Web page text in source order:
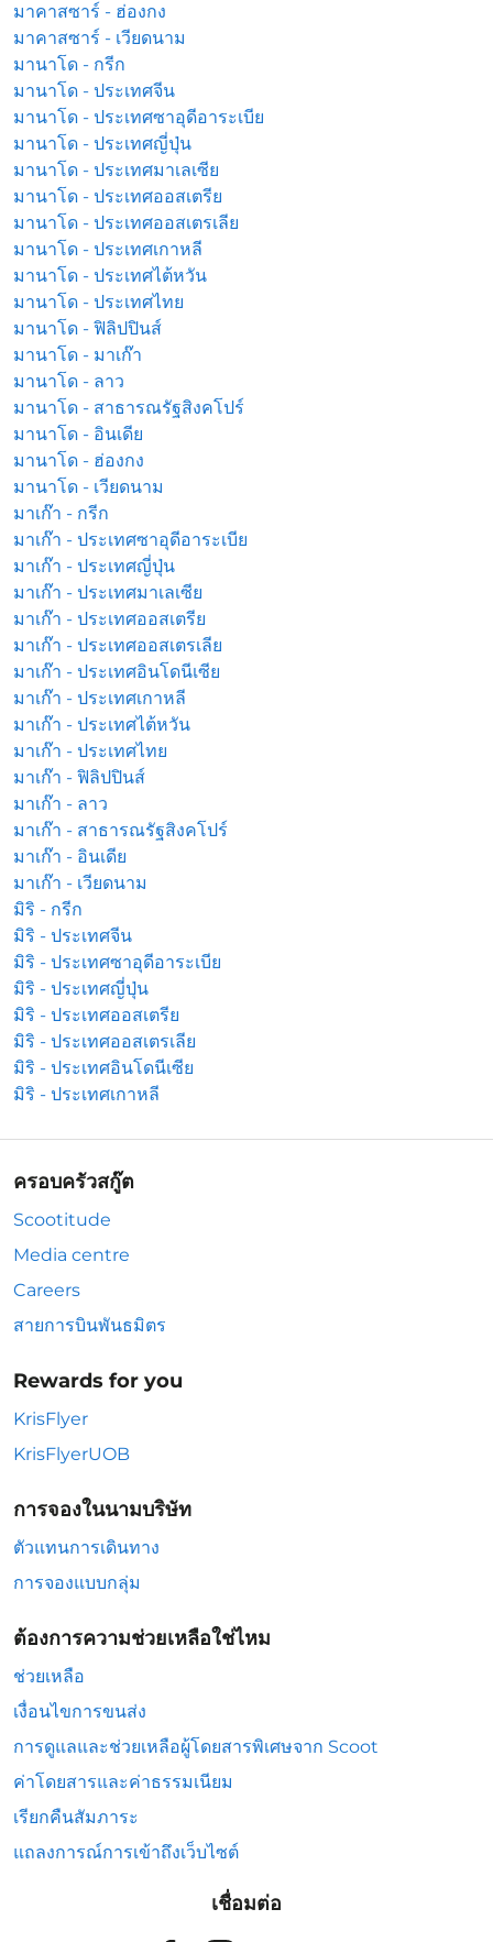
มาคาสซาร์ - ฮ่องกง
มาคาสซาร์ - เวียดนาม
มานาโด - กรีก
มานาโด - ประเทศจีน
มานาโด - ประเทศซาอุดีอาระเบีย
มานาโด - ประเทศญี่ปุ่น
มานาโด - ประเทศมาเลเซีย
มานาโด - ประเทศออสเตรีย
มานาโด - ประเทศออสเตรเลีย
มานาโด - ประเทศเกาหลี
มานาโด - ประเทศไต้หวัน
มานาโด - ประเทศไทย
มานาโด - ฟิลิปปินส์
มานาโด - มาเก๊า
มานาโด - ลาว
มานาโด - สาธารณรัฐสิงคโปร์
มานาโด - อินเดีย
มานาโด - ฮ่องกง
มานาโด - เวียดนาม
มาเก๊า - กรีก
มาเก๊า - ประเทศซาอุดีอาระเบีย
มาเก๊า - ประเทศญี่ปุ่น
มาเก๊า - ประเทศมาเลเซีย
มาเก๊า - ประเทศออสเตรีย
มาเก๊า - ประเทศออสเตรเลีย
มาเก๊า - ประเทศอินโดนีเซีย
มาเก๊า - ประเทศเกาหลี
มาเก๊า - ประเทศไต้หวัน
มาเก๊า - ประเทศไทย
มาเก๊า - ฟิลิปปินส์
มาเก๊า - ลาว
มาเก๊า - สาธารณรัฐสิงคโปร์
มาเก๊า - อินเดีย
มาเก๊า - เวียดนาม
มิริ - กรีก
มิริ - ประเทศจีน
มิริ - ประเทศซาอุดีอาระเบีย
มิริ - ประเทศญี่ปุ่น
มิริ - ประเทศออสเตรีย
มิริ - ประเทศออสเตรเลีย
มิริ - ประเทศอินโดนีเซีย
มิริ - ประเทศเกาหลี
ครอบครัวสกู๊ต
Scootitude
Media centre
Careers
สายการบินพันธมิตร
Rewards for you
KrisFlyer
KrisFlyerUOB
การจองในนามบริษัท
ตัวแทนการเดินทาง
การจองแบบกลุ่ม
ต้องการความช่วยเหลือใช่ไหม
ช่วยเหลือ
เงื่อนไขการขนส่ง
การดูแลและช่วยเหลือผู้โดยสารพิเศษจาก Scoot
ค่าโดยสารและค่าธรรมเนียม
เรียกคืนสัมภาระ
แถลงการณ์การเข้าถึงเว็บไซต์
เชื่อมต่อ